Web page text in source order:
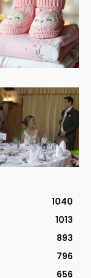
1040
1013
893
796
656